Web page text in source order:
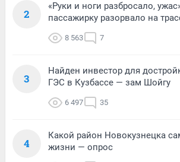
2
«Руки и ноги разбросало,
пассажирку разорвало на
8 563 7
3
Найден инвестор для
ГЭС в Кузбассе — зам Шойгу
6 497 35
4
Какой район Новокузнецка
жизни — опрос